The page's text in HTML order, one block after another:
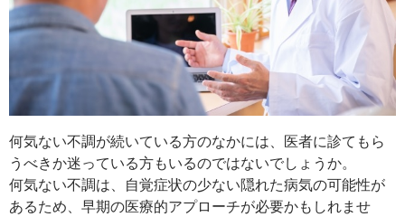
何気ない不調が続いている方のなかには、医者に診てもら
うべきか迷っている方もいるのではないでしょうか。
何気ない不調は、自覚症状の少ない隠れた病気の可能性が
あるため、早期の医療的アプローチが必要かもしれませ